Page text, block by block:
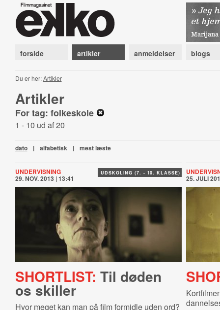
forside artikler anmeldelser blogs
Du er her:Artikler
Artikler
For tag: folkeskole
1 - 10 ud af 20
dato | alfabetisk | mest læste
UDSKOLING (7. - 10. KLASSE)
UNDERVISNING
29. NOV. 2013 | 13:41
SHORTLIST: Til døden
os skiller
Hvor meget kan man på film formidle uden ord?
25. JULI